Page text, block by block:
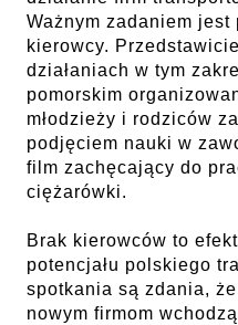
Ważnym zadaniem jest
kierowcy.
działaniach w tym
pomorskim
młodzieży i rodziców
podjęciem nauki w
film zachęcający do
ciężarówki.
Brak kierowców to
potencjału polskiego
spotkania są zdania,
nowym firmom